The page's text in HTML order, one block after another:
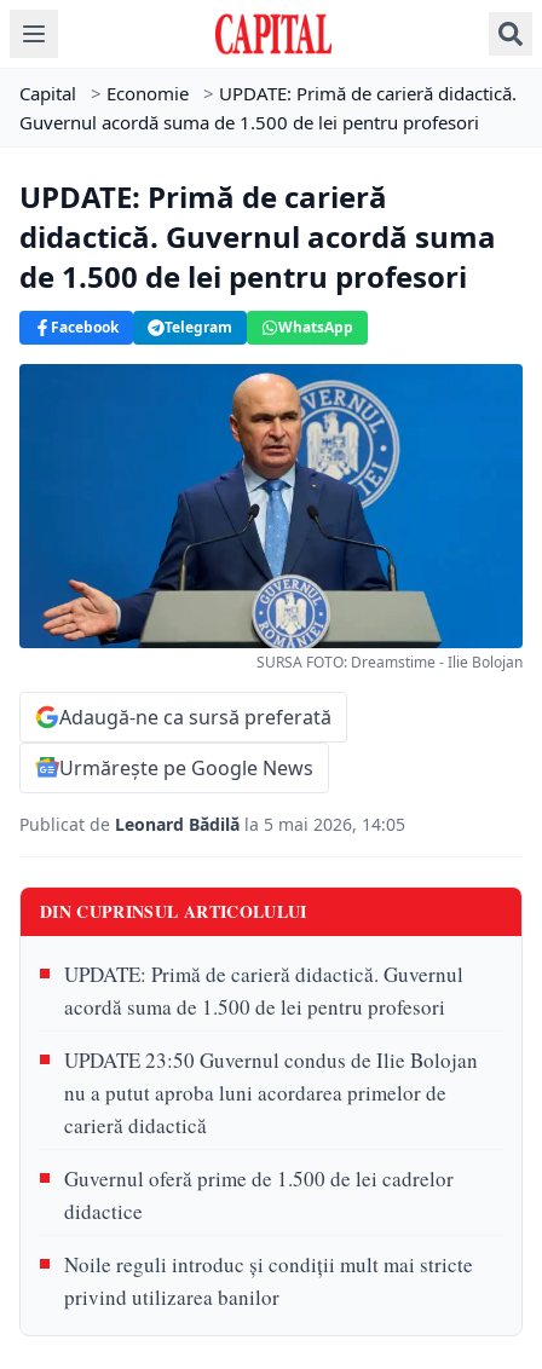
Capital > Economie > UPDATE: Primă de carieră didactică.
Guvernul acordă suma de 1.500 de lei pentru profesori
UPDATE: Primă de carieră
didactică. Guvernul acordă suma
de 1.500 de lei pentru profesori
Facebook Telegram WhatsApp
SURSA FOTO: Dreamstime - Ilie Bolojan
Adaugă-ne ca sursă preferată
Urmărește pe Google News
Publicat de Leonard Bădilă la 5 mai 2026, 14:05
DIN CUPRINSUL ARTICOLULUI
UPDATE: Primă de carieră didactică. Guvernul
acordă suma de 1.500 de lei pentru profesori
UPDATE 23:50 Guvernul condus de Ilie Bolojan
nu a putut aproba luni acordarea primelor de
carieră didactică
Guvernul oferă prime de 1.500 de lei cadrelor
didactice
Noile reguli introduc și condiții mult mai stricte
privind utilizarea banilor